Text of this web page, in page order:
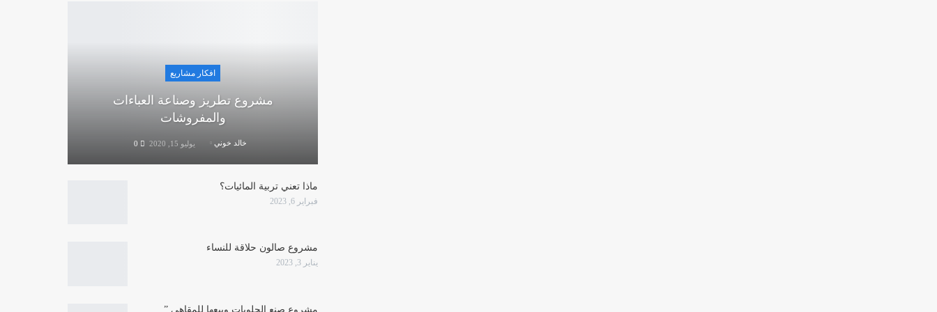
افكار مشاريع
مشروع تطريز وصناعة العباءات
والمفروشات
خالد خوني يوليو 15, 2020
ماذا تعني تربية المائيات؟
فبراير 6, 2023
مشروع صالون حلاقة للنساء
يناير 3, 2023
مشروع صنع الحلويات وبيعها للمقاهي ”